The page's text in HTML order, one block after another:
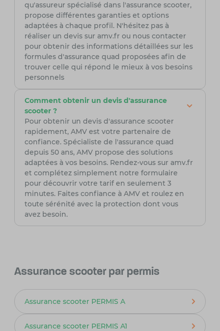
qu'assureur spécialisé dans l'assurance scooter,
propose différentes garanties et options
adaptées à chaque profil. N'hésitez pas à
réaliser un devis sur amv.fr ou nous contacter
pour obtenir des informations détaillées sur les
formules d'assurance quad proposées afin de
trouver celle qui répond le mieux à vos besoins
personnels
Comment obtenir un devis d'assurance
scooter ?
Pour obtenir un devis d'assurance scooter
rapidement, AMV est votre partenaire de
confiance. Spécialiste de l'assurance quad
depuis 50 ans, AMV propose des solutions
adaptées à vos besoins. Rendez-vous sur amv.fr
et complétez simplement notre formulaire
pour découvrir votre tarif en seulement 3
minutes. Faites confiance à AMV et roulez en
toute sérénité avec la protection dont vous
avez besoin.
Assurance scooter par permis
Assurance scooter PERMIS A
Assurance scooter PERMIS A1